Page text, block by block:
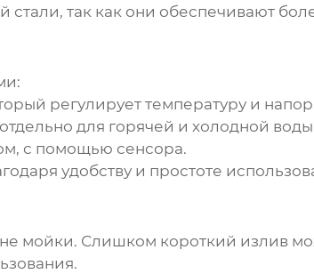
так как они обеспечивают
регулирует температуру и
для горячей и холодной
с помощью сенсора.
удобству и простоте
мойки. Слишком короткий излив